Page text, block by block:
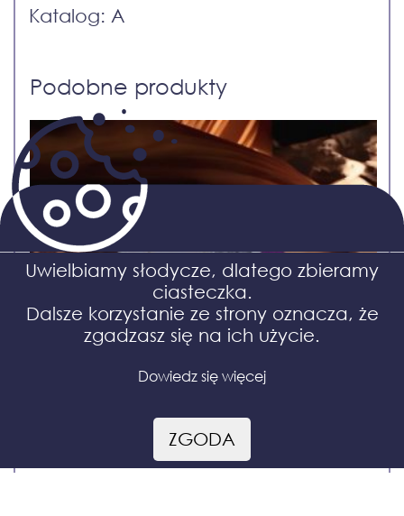
Katalog: A
Podobne produkty
Uwielbiamy słodycze, dlatego zbieramy
ciasteczka.
Dalsze korzystanie ze strony oznacza, że
zgadzasz się na ich użycie.
Dowiedz się więcej
ZGODA